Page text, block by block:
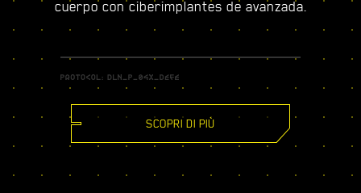
cuerpo con ciberimplantes de avanzada.
SCOPRI DI PIÙ